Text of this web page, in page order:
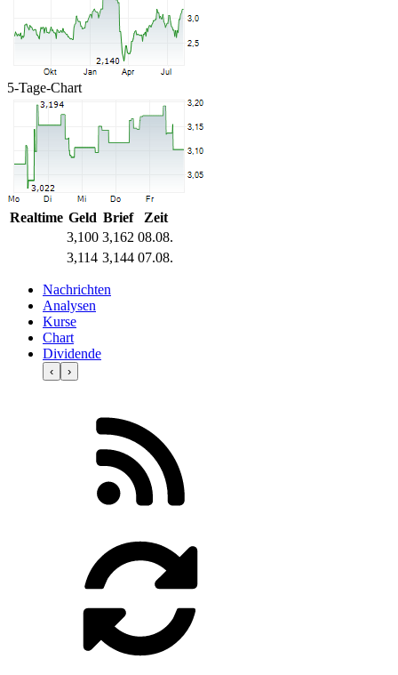
5-Tage-Chart
Realtime Geld Brief
Zeit
3,100 3,162 08.08.
3,114 3,144 07.08.
Nachrichten
Analysen
Kurse
Chart
Dividende
‹ ›